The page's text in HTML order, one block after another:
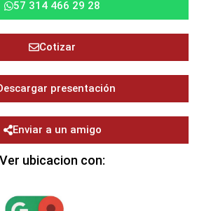
57 314 466 29 28
Cotizar
presentación
Enviar a un amigo
Ver ubicacion con: